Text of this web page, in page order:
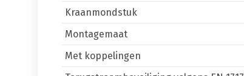
Kraanmondstuk
Montagemaat
Met koppelingen